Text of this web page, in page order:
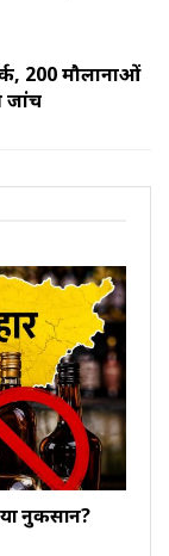
200 मौलानाओं
जांच
नुकसान?